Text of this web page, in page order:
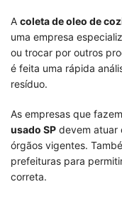
A coleta de oleo de
uma empresa
ou trocar por outros
é feita uma rápida
resíduo.
As empresas que
usado SP devem atuar
órgãos vigentes.
prefeituras para
correta.